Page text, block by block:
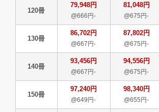
120冊
79,948円
@666円-
81,048円
@675円-
130冊
86,702円
@667円-
87,802円
@675円-
140冊
93,456円
@667円-
94,556円
@675円-
150冊
97,240円
@649円-
98,340円
@655円-